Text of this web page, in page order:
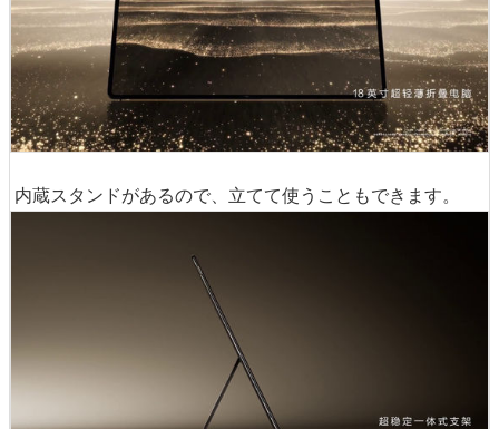
内蔵スタンドがあるので、立てて使うこともできます。